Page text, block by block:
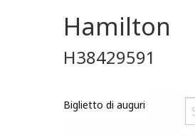
Hamilton
H38429591
Biglietto di auguri